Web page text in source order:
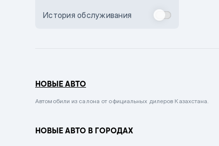
Комбинированный
Сиреневый металлик
Вишневый
История обслуживания
НОВЫЕ АВТО
Автомобили из салона от официальных дилеров Казахстана.
НОВЫЕ АВТО В ГОРОДАХ